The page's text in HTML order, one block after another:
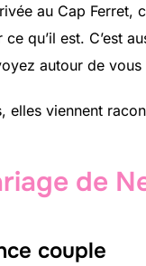
au Cap Ferret,
qu’il est. C’est
autour de
elles viennent
de
couple